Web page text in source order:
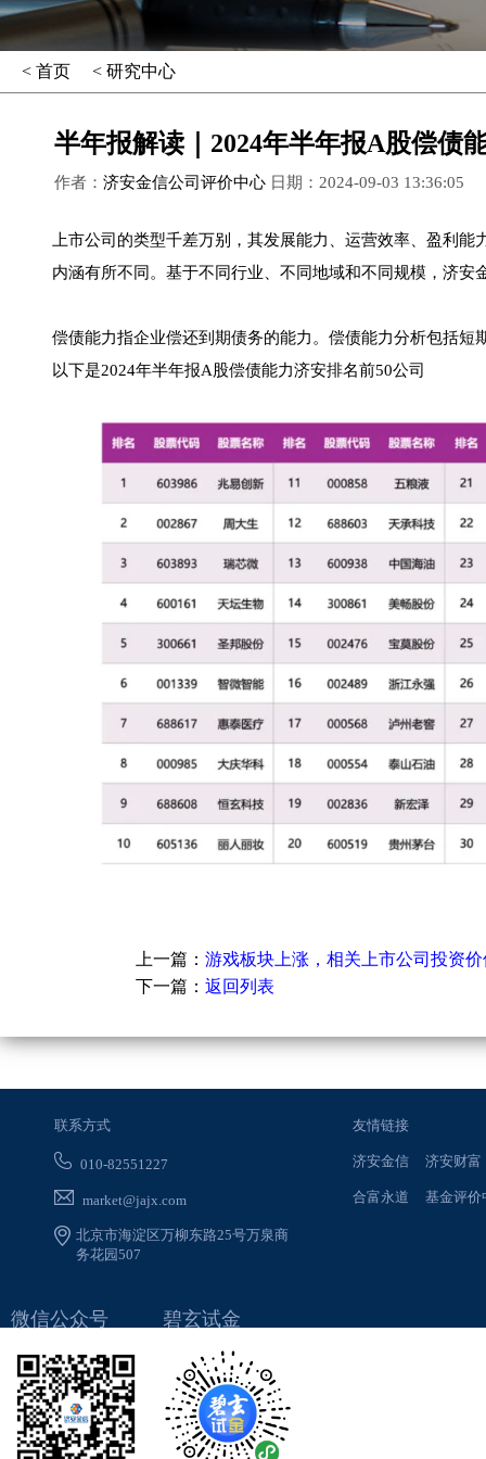
< 首页 < 研究中心
半年报解读｜2024年半年报A股偿债
作者： 济安金信公司评价中心 日期：2024-09-03 13:36:05
上市公司的类型千差万别，其发展能力、运营效率、盈利
内涵有所不同。基于不同行业、不同地域和不同规模，济
偿债能力指企业偿还到期债务的能力。偿债能力分析包括
以下是2024年半年报A股偿债能力济安排名前50公司
上一篇： 游戏板块上涨，相关上市公司投资
下一篇： 返回列表
联系方式
010-82551227
market@jajx.com
北京市海淀区万柳东路25号万泉商
务花园507
友情链接
济安金信 济安财富
合富永道 基金评价
微信公众号 碧玄试金